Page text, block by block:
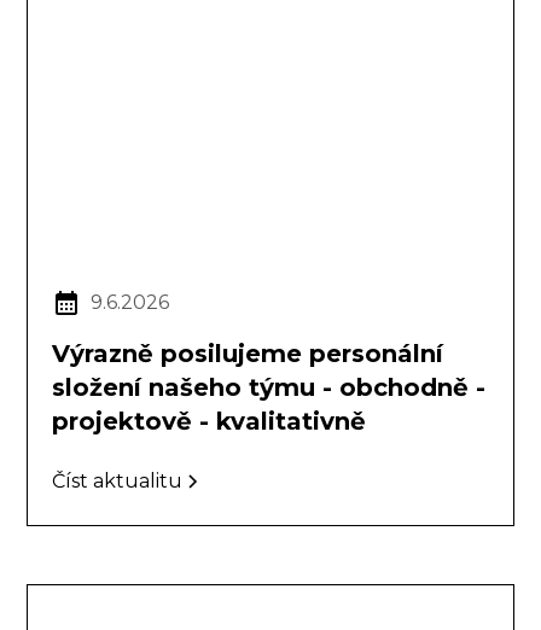
9.6.2026
Výrazně posilujeme personální
složení našeho týmu - obchodně -
projektově - kvalitativně
Číst aktualitu